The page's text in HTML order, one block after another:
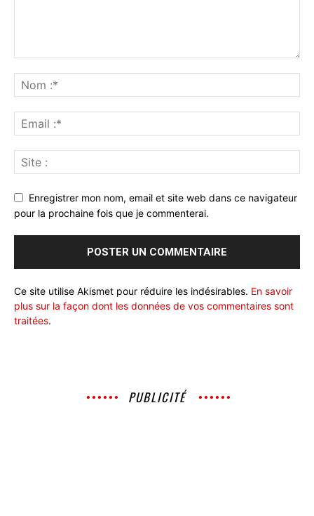
Enregistrer mon nom, email et site web dans ce navigateur
pour la prochaine fois que je commenterai.
Ce site utilise Akismet pour réduire les indésirables. En savoir
plus sur la façon dont les données de vos commentaires sont
traitées.
PUBLICITÉ